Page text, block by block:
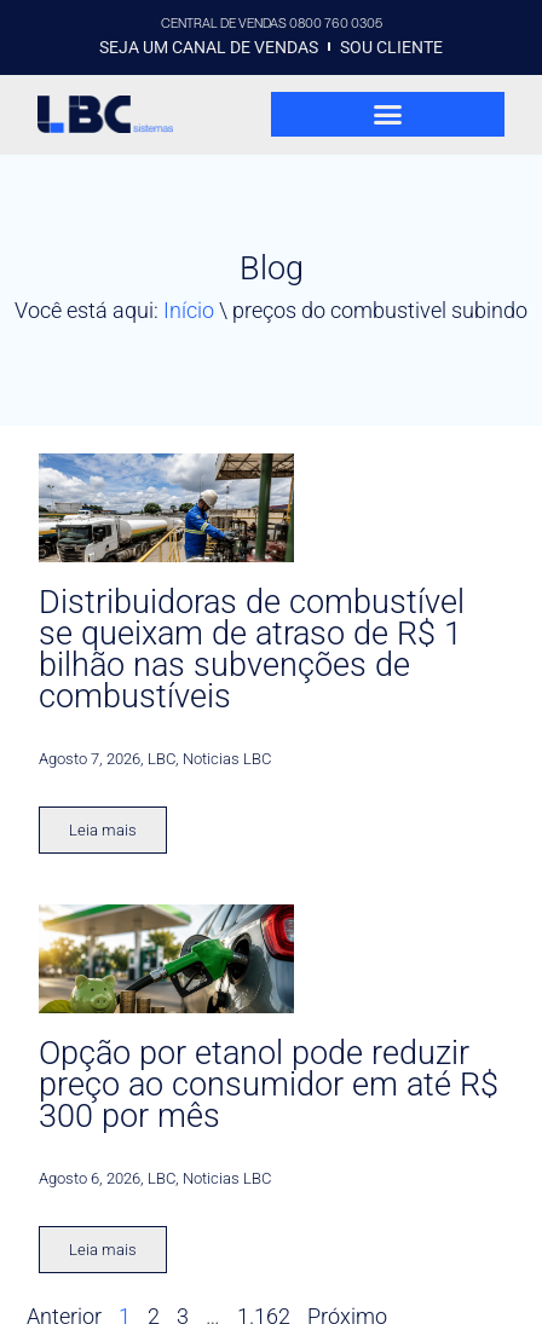
CENTRAL DE VENDAS 0800 760 0305
SEJA UM CANAL DE VENDAS SOU CLIENTE
Blog
Você está aqui: Início\ preços do combustivel subindo
Distribuidoras de combustível
se queixam de atraso de R$ 1
bilhão nas subvenções de
combustíveis
Agosto 7, 2026 LBC Noticias LBC
Leia mais
Opção por etanol pode reduzir
preço ao consumidor em até R$
300 por mês
Agosto 6, 2026 LBC Noticias LBC
Leia mais
Anterior 1 2 3 … 1.162 Próximo